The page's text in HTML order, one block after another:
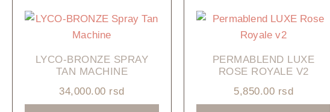
LYCO-BRONZE SPRAY
TAN MACHINE
34,000.00 rsd
PERMABLEND LUXE
ROSE ROYALE V2
5,850.00 rsd